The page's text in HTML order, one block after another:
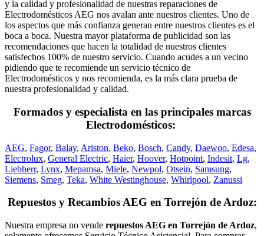
y la calidad y profesionalidad de nuestras reparaciones de
Electrodomésticos AEG nos avalan ante nuestros clientes. Uno de
los aspectos que más confianza generan entre nuestros clientes es el
boca a boca. Nuestra mayor plataforma de publicidad son las
recomendaciones que hacen la totalidad de nuestros clientes
satisfechos 100% de nuestro servicio. Cuando acudes a un vecino
pidiendo que te recomiende un servicio técnico de
Electrodomésticos y nos recomienda, es la más clara prueba de
nuestra profesionalidad y calidad.
Formados y especialista en las principales marcas
Electrodomésticos:
AEG, Fagor, Balay, Ariston, Beko, Bosch, Candy, Daewoo, Edesa,
Electrolux, General Electric, Haier, Hoover, Hotpoint, Indesit, Lg,
Liebherr, Lynx, Mepamsa, Miele, Newpol, Otsein, Samsung,
Siemens, Smeg, Teka, White Westinghouse, Whirlpool, Zanussi
Repuestos y Recambios AEG en Torrejón de Ardoz:
Nuestra empresa no vende repuestos AEG en Torrejón de Ardoz,